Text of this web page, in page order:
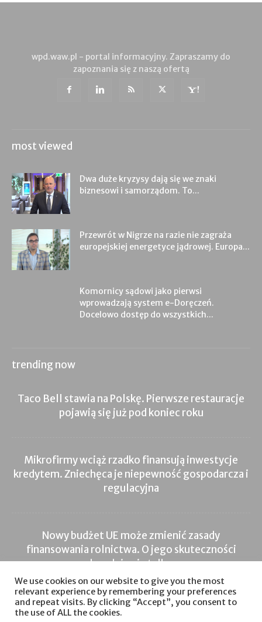
wpd.waw.pl - portal informacyjny. Zapraszamy do
zapoznania się z naszą ofertą
most viewed
Dwa duże kryzysy dają się we znaki
biznesowi i samorządom. To...
Przewrót w Nigrze na razie nie zagraża
europejskiej energetyce jądrowej. Europa...
Komornicy sądowi jako pierwsi
wprowadzają system e-Doręczeń.
Docelowo dostęp do wszystkich...
trending now
Taco Bell stawia na Polskę. Pierwsze restauracje
pojawią się już pod koniec roku
Mikrofirmy wciąż rzadko finansują inwestycje
kredytem. Zniechęca je niepewność gospodarcza i
regulacyjna
Nowy budżet UE może zmienić zasady
finansowania rolnictwa. O jego skuteczności
zdecyduje nie tylko...
Inwestycje Nieruchomości
We use cookies on our website to give you the most
relevant experience by remembering your preferences
and repeat visits. By clicking “Accept”, you consent to
the use of ALL the cookies.